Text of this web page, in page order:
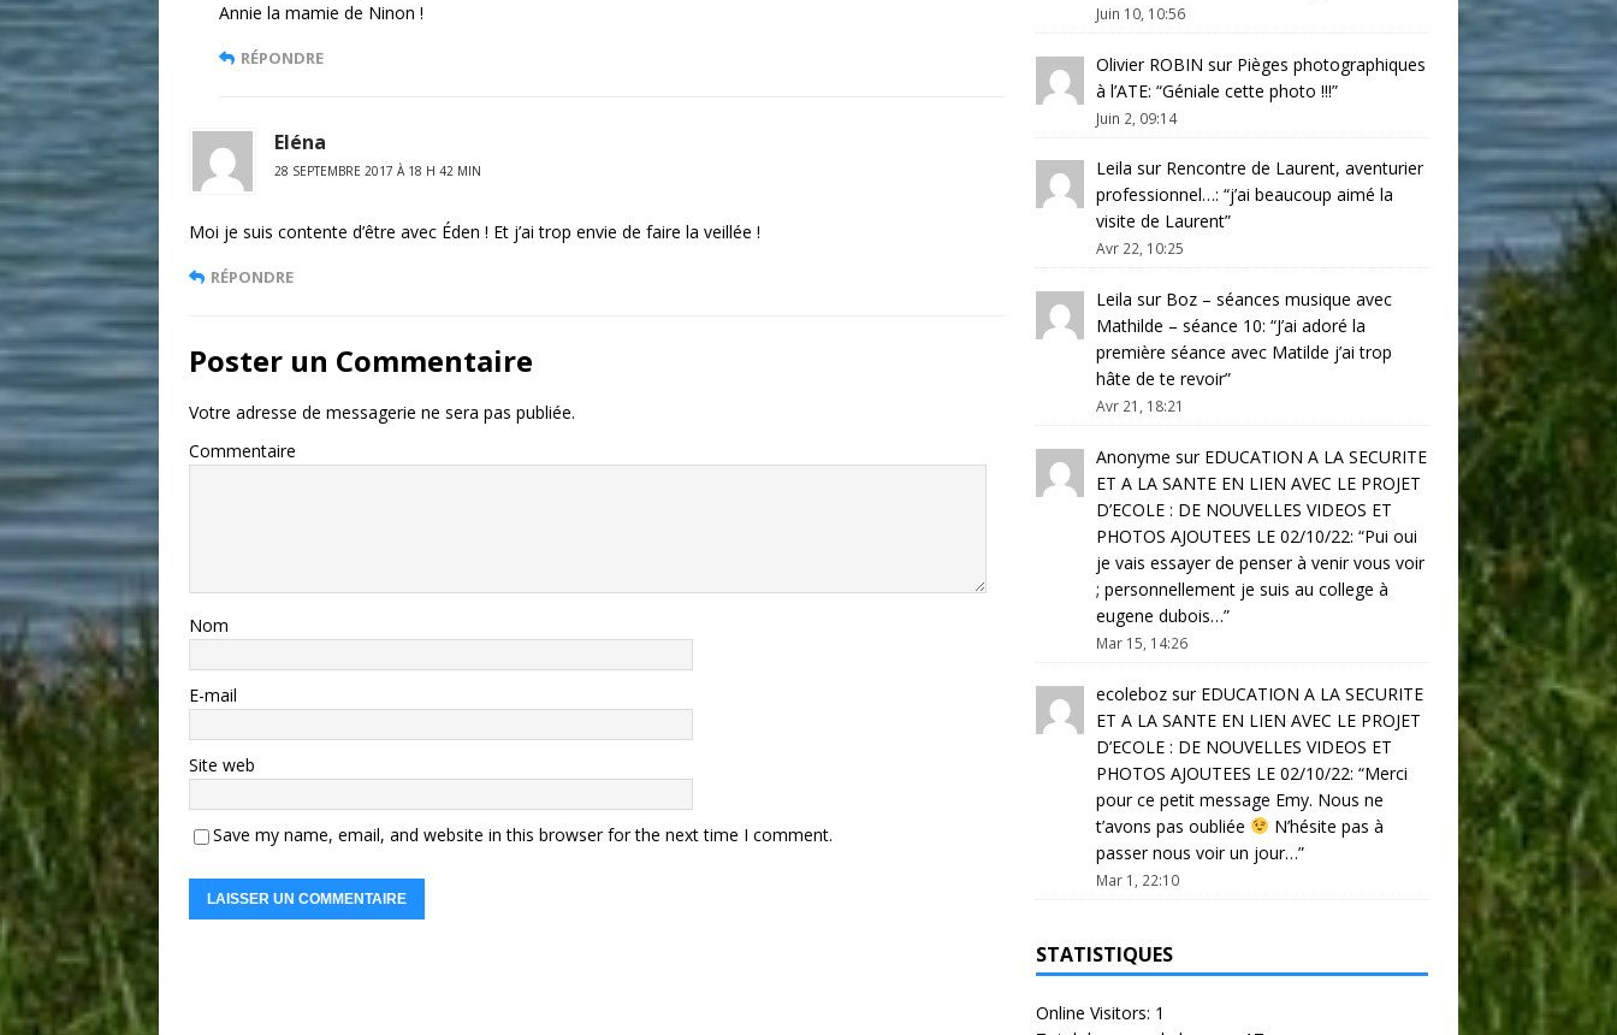
Annie la mamie de Ninon !
RÉPONDRE
Eléna
28 SEPTEMBRE 2017 À 18 H 42 MIN
Moi je suis contente d’être avec Éden ! Et j’ai trop envie de faire la veillée !
RÉPONDRE
Poster un Commentaire
Votre adresse de messagerie ne sera pas publiée.
Commentaire
Nom
E-mail
Site web
Save my name, email, and website in this browser for the next time I comment.
Juin 10, 10:56
Olivier ROBIN sur Pièges photographiques
à l’ATE: “Géniale cette photo !!!”
Juin 2, 09:14
Leila sur Rencontre de Laurent, aventurier
professionnel…: “j’ai beaucoup aimé la
visite de Laurent”
Avr 22, 10:25
Leila sur Boz – séances musique avec
Mathilde – séance 10: “J’ai adoré la
première séance avec Matilde j’ai trop
hâte de te revoir”
Avr 21, 18:21
Anonyme sur EDUCATION A LA SECURITE
ET A LA SANTE EN LIEN AVEC LE PROJET
D’ECOLE : DE NOUVELLES VIDEOS ET
PHOTOS AJOUTEES LE 02/10/22: “Pui oui
je vais essayer de penser à venir vous voir
; personnellement je suis au college à
eugene dubois…”
Mar 15, 14:26
ecolebozsur EDUCATION A LA SECURITE
ET A LA SANTE EN LIEN AVEC LE PROJET
D’ECOLE : DE NOUVELLES VIDEOS ET
PHOTOS AJOUTEES LE 02/10/22: “Merci
pour ce petit message Emy. Nous ne
t’avons pas oubliée
N’hésite pas à
passer nous voir un jour…”
Mar 1, 22:10
STATISTIQUES
Online Visitors: 1